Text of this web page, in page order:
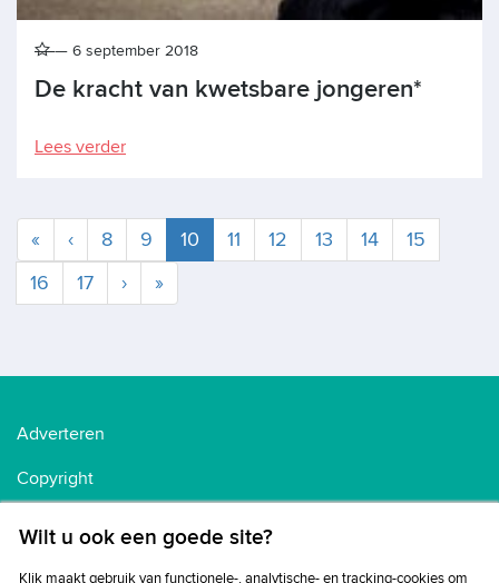
De kracht van kwetsbare jongeren*
6 september 2018
Lees verder
« ‹ 8 9 10 Huidige
11 12 13 14
15
16
17 › »
Adverteren
Copyright
Cookiebeleid
Wilt u ook een goede site?
Klik maakt gebruik van functionele-, analytische- en tracking-cookies om